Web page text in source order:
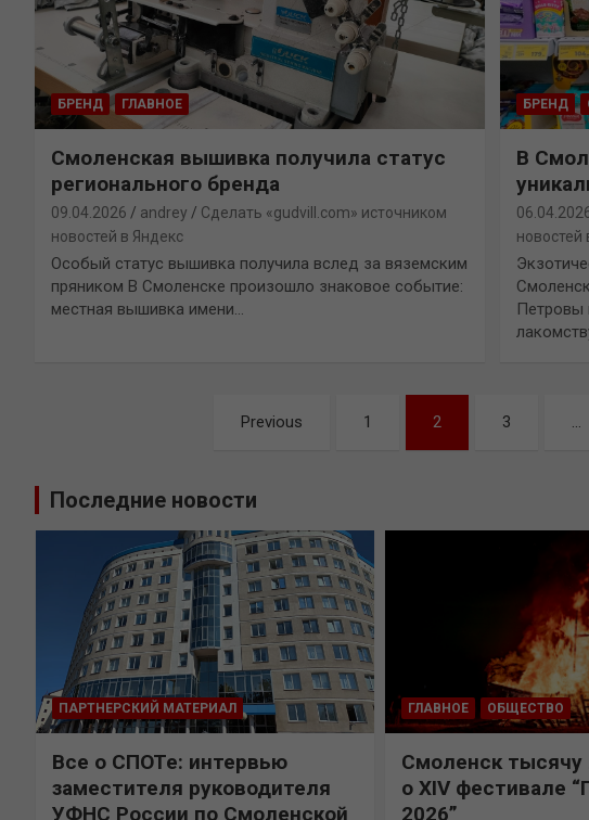
БРЕНД ГЛАВНОЕ
Смоленская вышивка получила статус
регионального бренда
09.04.2026 andrey
Сделать «gudvill.com» источником
новостей в Яндекс
Особый статус вышивка получила вслед за вяземским
пряником В Смоленске произошло знаковое событие:
местная вышивка имени…
БРЕНД
В
новостей
Петровы
записям
Previous 1 2 3 …
Последние новости
ПАРТНЕРСКИЙ МАТЕРИАЛ
Все о СПОТе: интервью
заместителя руководителя
УФНС России по Смоленской
ГЛАВНОЕ ОБЩЕСТВО
Смоленск тысячу
о XIV фестивале
2026”